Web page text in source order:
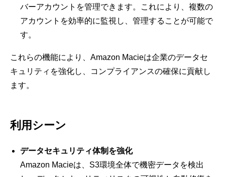
バーアカウントを管理できます。これにより、複数の
アカウントを効率的に監視し、管理することが可能で
す。
これらの機能により、Amazon Macieは企業のデータセ
キュリティを強化し、コンプライアンスの確保に貢献し
ます。
利用シーン
データセキュリティ体制を強化
Amazon Macieは、S3環境全体で機密データを検出